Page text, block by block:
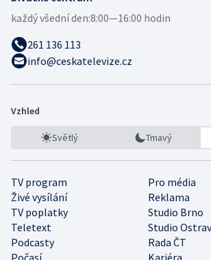
každý všední den:8:00—16:00 hodin
261 136 113
info@ceskatelevize.cz
Vzhled
Světlý Tmavý
TV program
Pro média
Živé vysílání
Reklama
TV poplatky
Studio Brno
Teletext
Studio
Podcasty
Rada ČT